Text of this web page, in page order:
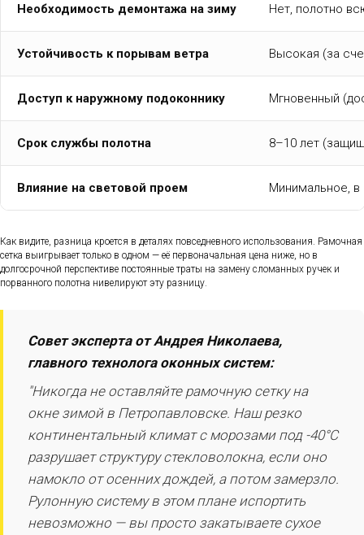
Необходимость демонтажа на зиму Нет, полотно
Устойчивость к порывам ветра Высокая (за
Доступ к наружному подоконнику Мгновенный
Срок службы полотна 8–10 лет
Влияние на световой проем Минимальное, в
Как видите, разница кроется в деталях повседневного использования. Рамочная
сетка выигрывает только в одном — её первоначальная цена ниже, но в
долгосрочной перспективе постоянные траты на замену сломанных ручек и
порванного полотна нивелируют эту разницу.
Совет эксперта от Андрея Николаева,
главного технолога оконных систем:
"Никогда не оставляйте рамочную сетку на
окне зимой в Петропавловске. Наш резко
континентальный климат с морозами под -40°C
разрушает структуру стекловолокна, если оно
намокло от осенних дождей, а потом замерзло.
Рулонную систему в этом плане испортить
невозможно — вы просто закатываете сухое